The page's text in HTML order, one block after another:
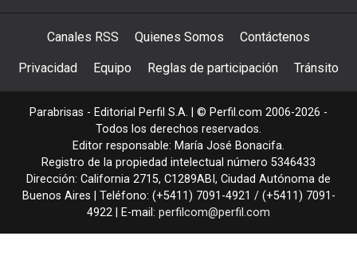
Canales RSS Quienes Somos Contáctenos
Privacidad Equipo Reglas de participación Tránsito
Parabrisas - Editorial Perfil S.A. | © Perfil.com 2006-2026 -
Todos los derechos reservados.
Editor responsable: María José Bonacifa.
Registro de la propiedad intelectual número 5346433
Dirección: California 2715, C1289ABI , Ciudad Autónoma de
Buenos Aires | Teléfono: (+5411) 7091-4921 / (+5411) 7091-
4922 | E-mail: perfilcom@perfil.com